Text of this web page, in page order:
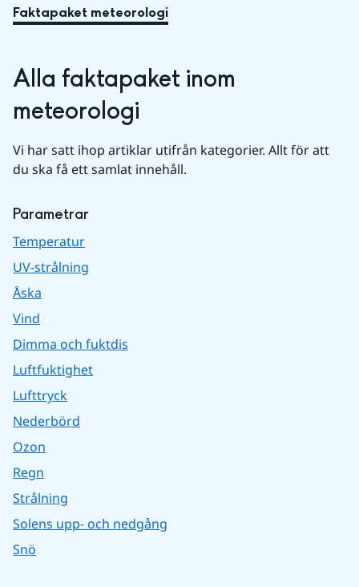
Faktapaket meteorologi
Alla faktapaket inom
meteorologi
Vi har satt ihop artiklar utifrån kategorier. Allt för att
du ska få ett samlat innehåll.
Parametrar
Temperatur
UV-strålning
Åska
Vind
Dimma och fuktdis
Luftfuktighet
Lufttryck
Nederbörd
Ozon
Regn
Strålning
Solens upp- och nedgång
Snö